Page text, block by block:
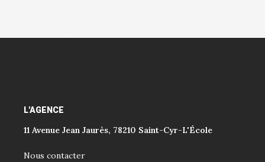
L'AGENCE
11 Avenue Jean Jaurès, 78210 Saint-Cyr-L'École
Nous contacter